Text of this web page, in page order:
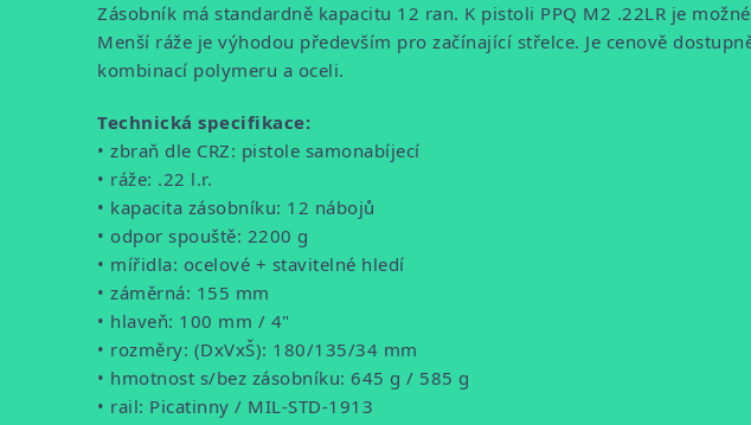
Zásobník má standardně kapacitu 12 ran. K pistoli PPQ M2 .22LR je
Menší ráže je výhodou především pro začínající střelce. Je cenově
kombinací polymeru a oceli.
Technická specifikace:
• zbraň dle CRZ: pistole samonabíjecí
• ráže: .22 l.r.
• kapacita zásobníku: 12 nábojů
• odpor spouště: 2200 g
• mířidla: ocelové + stavitelné hledí
• záměrná: 155 mm
• hlaveň: 100 mm / 4"
• rozměry: (DxVxŠ): 180/135/34 mm
• hmotnost s/bez zásobníku: 645 g / 585 g
• rail: Picatinny / MIL-STD-1913